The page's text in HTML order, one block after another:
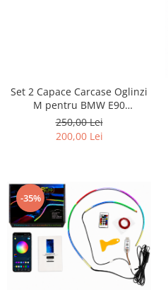
Set 2 Capace Carcase Oglinzi
M pentru BMW E90
NonFacelift
250,00 Lei
200,00 Lei
-35%